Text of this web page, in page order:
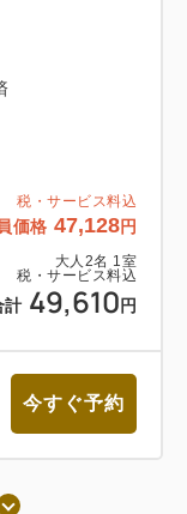
税・サービス料込
価格 47,128円
大人 2名 1 室
税・サービス料込
計 49,610 円
今すぐ予約